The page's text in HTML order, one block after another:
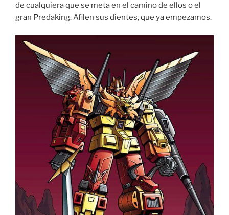
de cualquiera que se meta en el camino de ellos o el
gran Predaking. Afilen sus dientes, que ya empezamos.